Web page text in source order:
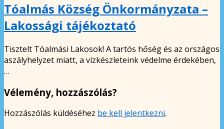
Tóalmás Község Önkormányzata –
Lakossági tájékoztató
Tisztelt Tóalmási Lakosok! A tartós hőség és az országos
aszályhelyzet miatt, a vízkészleteink védelme érdekében,
…
Vélemény, hozzászólás?
Hozzászólás küldéséhez be kell jelentkezni.